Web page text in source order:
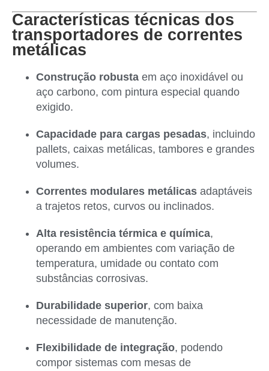
Características técnicas dos
transportadores de correntes
metálicas
Construção robusta em aço inoxidável ou
aço carbono, com pintura especial quando
exigido.
Capacidade para cargas pesadas, incluindo
pallets, caixas metálicas, tambores e grandes
volumes.
Correntes modulares metálicas adaptáveis
a trajetos retos, curvos ou inclinados.
Alta resistência térmica e química,
operando em ambientes com variação de
temperatura, umidade ou contato com
substâncias corrosivas.
Durabilidade superior, com baixa
necessidade de manutenção.
Flexibilidade de integração, podendo
compor sistemas com mesas de